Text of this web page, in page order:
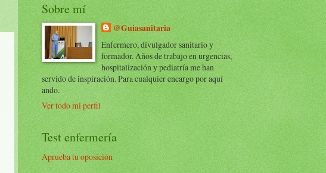
Sobre mí
@Guiasanitaria
Enfermero, divulgador sanitario y
formador. Años de trabajo en urgencias,
hospitalización y pediatría me han
servido de inspiración. Para cualquier encargo por aquí
ando.
Ver todo mi perfil
Test enfermería
Aprueba tu oposición